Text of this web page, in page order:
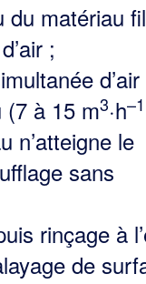
du matériau
;
(7 à 15 m3·h–1
n’atteigne le
sans
rinçage à
de